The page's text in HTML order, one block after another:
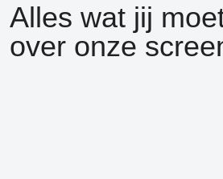
Alles wat jij
over onze